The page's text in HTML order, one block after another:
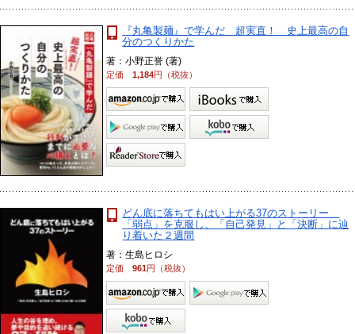
『丸亀製麺』で学んだ 超実直！ 史上最高の自
分のつくりかた
著：小野正誉 (著)
定価1,184円（税抜）
どん底に落ちてもはい上がる37のストーリー
「弱点」を克服し、「自己発見」と「決断」に辿
り着いた２週間
著：生島ヒロシ
定価961円（税抜）